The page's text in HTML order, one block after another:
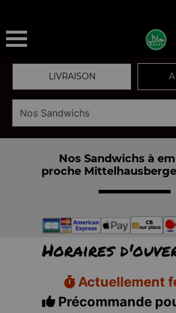
LIVRAISON
Nos Sandwichs à
proche
Horaires
Actuellement
Précommande